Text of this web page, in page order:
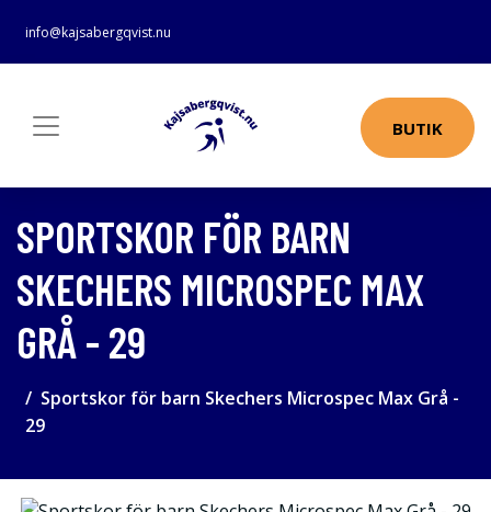
info@kajsabergqvist.nu
BUTIK
SPORTSKOR FÖR BARN
SKECHERS MICROSPEC MAX
GRÅ - 29
Sportskor för barn Skechers Microspec Max Grå -
29